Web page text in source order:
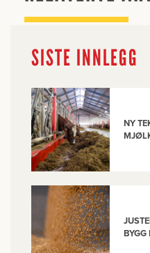
SISTE INNLEGG
NY
BYGG